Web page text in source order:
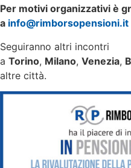
Per motivi organizzativi è
a info@rimborsopensioni.it
Seguiranno altri incontri
a Torino, Milano, Venezia,
altre città.